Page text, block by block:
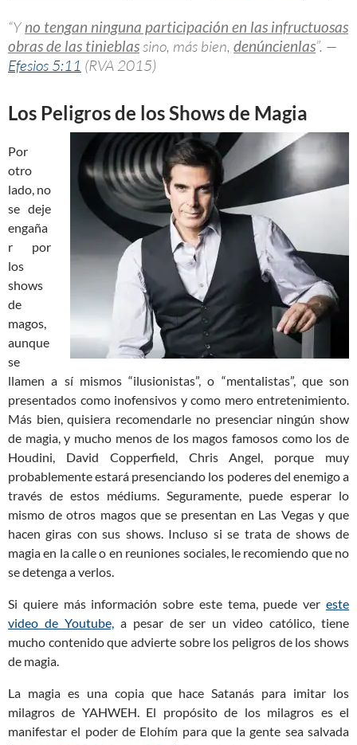
“Y no tengan ninguna participación en las infructuosas
obras de las tinieblassino, más bien, denúncienlas”. —
Efesios 5:11 (RVA 2015)
Los Peligros de los Shows de Magia
Por
otro
lado, no
se deje
engaña
r por
los
shows
de
magos,
aunque
se
llamen a sí mismos “ilusionistas”, o “mentalistas”, que son
presentados como inofensivos y como mero entretenimiento.
Más bien, quisiera recomendarle no presenciar ningún show
de magia, y mucho menos de los magos famosos como los de
Houdini, David Copperfield, Chris Angel, porque muy
probablemente estará presenciando los poderes del enemigo a
través de estos médiums. Seguramente, puede esperar lo
mismo de otros magos que se presentan en Las Vegas y que
hacen giras con sus shows. Incluso si se trata de shows de
magia en la calle o en reuniones sociales, le recomiendo que no
se detenga a verlos.
Si quiere más información sobre este tema, puede ver este
video de Youtube,a pesar de ser un video católico, tiene
mucho contenido que advierte sobre los peligros de los shows
de magia.
La magia es una copia que hace Satanás para imitar los
milagros de YAHWEH. El propósito de los milagros es el
manifestar el poder de Elohím para que la gente sea salvada